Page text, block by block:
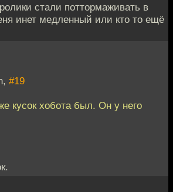
стали поттормаживать в
инет медленный или кто то ещё
#19
кусок хобота был. Он у него